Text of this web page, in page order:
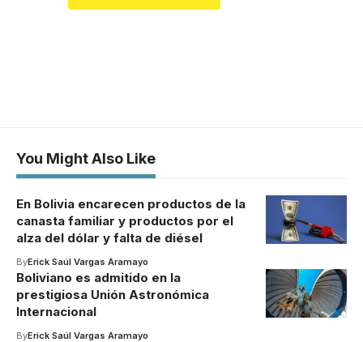
You Might Also Like
En Bolivia encarecen productos de la
canasta familiar y productos por el
alza del dólar y falta de diésel
ByErick Saúl Vargas Aramayo
Boliviano es admitido en la
prestigiosa Unión Astronómica
Internacional
ByErick Saúl Vargas Aramayo